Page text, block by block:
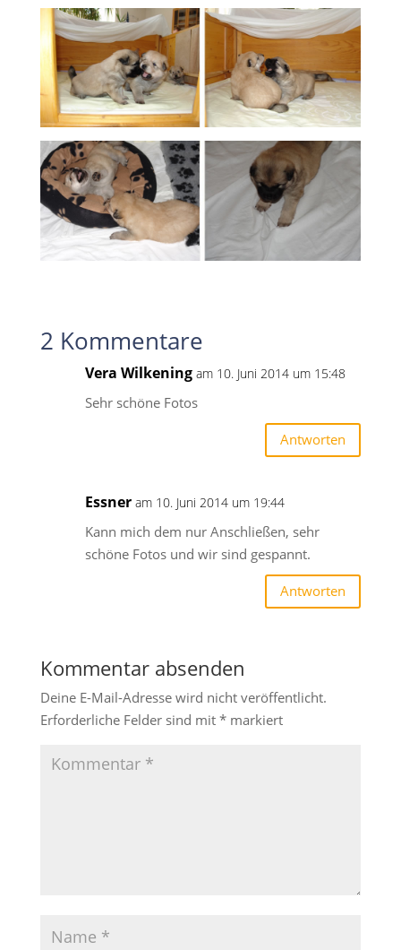
2 Kommentare
Vera Wilkening am 10. Juni 2014 um 15:48
Sehr schöne Fotos
Antworten
Essner am 10. Juni 2014 um 19:44
Kann mich dem nur Anschließen, sehr
schöne Fotos und wir sind gespannt.
Antworten
Kommentar absenden
Deine E-Mail-Adresse wird nicht veröffentlicht.
Erforderliche Felder sind mit *markiert